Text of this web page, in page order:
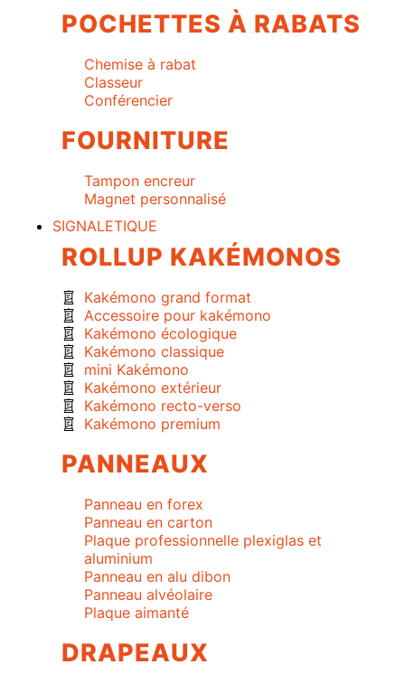
POCHETTES À RABATS
Chemise à rabat
Classeur
Conférencier
FOURNITURE
Tampon encreur
Magnet personnalisé
SIGNALETIQUE
ROLLUP KAKÉMONOS
Kakémono grand format
Accessoire pour kakémono
Kakémono écologique
Kakémono classique
mini Kakémono
Kakémono extérieur
Kakémono recto-verso
Kakémono premium
PANNEAUX
Panneau en forex
Panneau en carton
Plaque professionnelle plexiglas et
aluminium
Panneau en alu dibon
Panneau alvéolaire
Plaque aimanté
DRAPEAUX